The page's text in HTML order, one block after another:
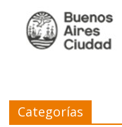
Categorías